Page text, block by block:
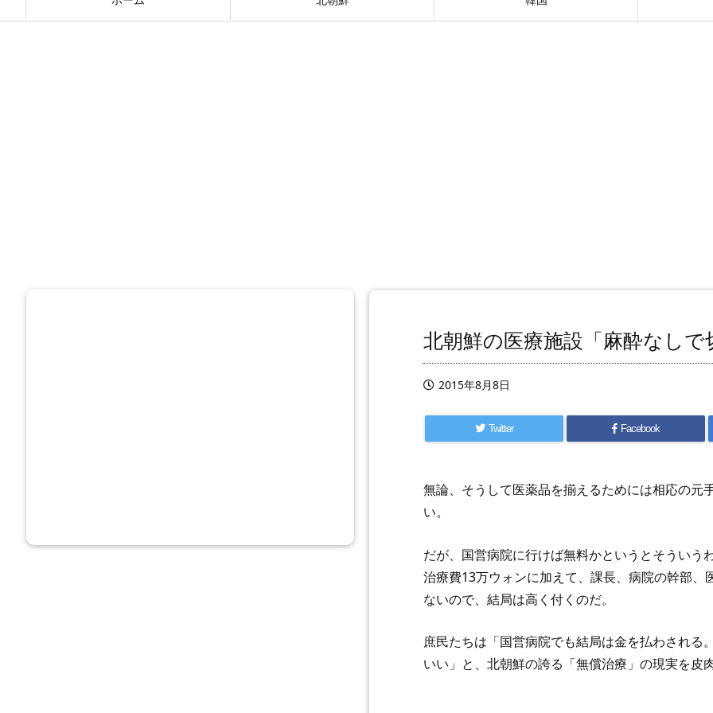
北朝鮮の医療施設「麻酔なし
2015年8月8日
Twitter Facebook
無論、そうして医薬品を揃えるためには相応の
い。
だが、国営病院に行けば無料かというとそうい
治療費13万ウォンに加えて、課長、病院の幹部
ないので、結局は高く付くのだ。
庶民たちは「国営病院でも結局は金を払わされ
いい」と、北朝鮮の誇る「無償治療」の現実を皮